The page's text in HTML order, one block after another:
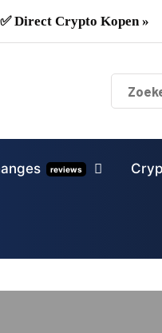
✅ Direct Crypto Kopen »
reviews